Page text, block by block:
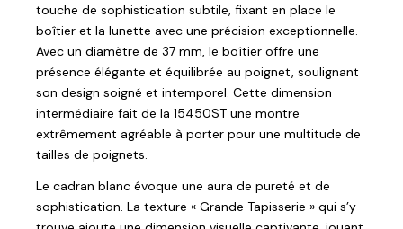
touche de sophistication subtile, fixant en place le
boîtier et la lunette avec une précision exceptionnelle.
Avec un diamètre de 37 mm, le boîtier offre une
présence élégante et équilibrée au poignet, soulignant
son design soigné et intemporel. Cette dimension
intermédiaire fait de la 15450ST une montre
extrêmement agréable à porter pour une multitude de
tailles de poignets.
Le cadran blanc évoque une aura de pureté et de
sophistication. La texture « Grande Tapisserie » qui s’y